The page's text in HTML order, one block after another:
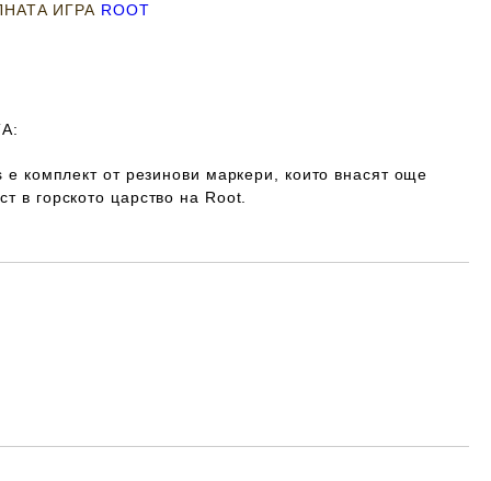
ИГРА ROOT
комплект от резинови маркери, които внасят още
в горското царство на Root.